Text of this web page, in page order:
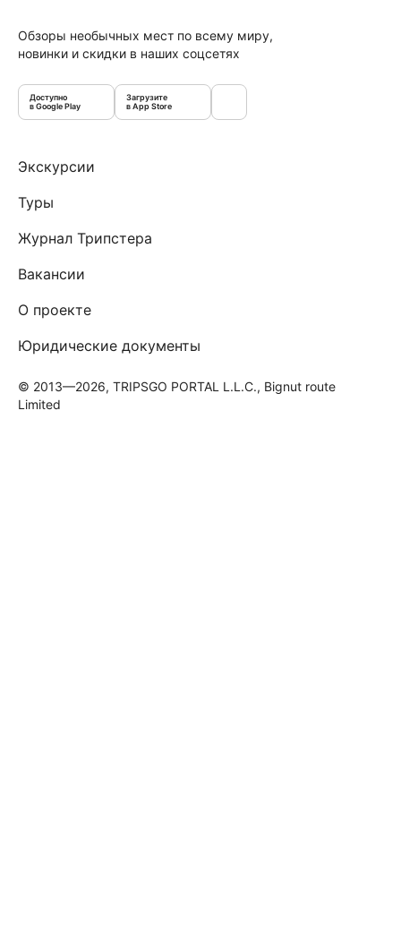
Обзоры необычных мест по всему миру,
новинки и скидки в наших соцсетях
Доступно
в Google Play
Загрузите
в App Store
Экскурсии
Туры
Журнал Трипстера
Вакансии
О проекте
Юридические документы
© 2013—2026, TRIPSGO PORTAL L.L.C., Bignut route
Limited